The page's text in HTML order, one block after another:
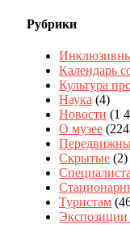
Рубрики
Календарь
Культура
Наука (4)
Новости (1
О музее
Скрытые (2)
Туристам
Экспозиции